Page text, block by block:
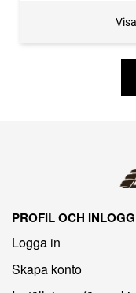
Visa
PROFIL OCH
Logga in
Skapa konto